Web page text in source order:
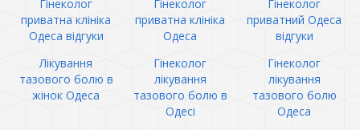
Гінеколог
приватна клініка
Одеса відгуки
Гінеколог
приватна клініка
Одеса
Гінеколог
приватний Одеса
відгуки
Лікування
тазового болю в
жінок Одеса
Гінеколог
лікування
тазового болю в
Одесі
Гінеколог
лікування
тазового болю
Одеса